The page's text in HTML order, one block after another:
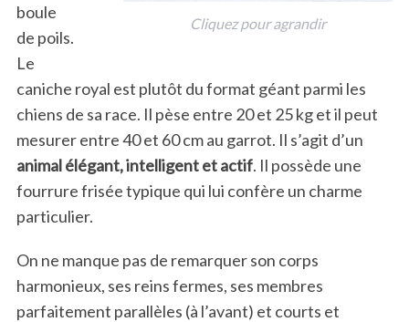
Cliquez pour agrandir
boule
de poils.
Le
caniche royal est plutôt du format géant parmi les
chiens de sa race. Il pèse entre 20 et 25 kg et il peut
mesurer entre 40 et 60 cm au garrot. Il s’agit d’un
animal élégant, intelligent et actif. Il possède une
fourrure frisée typique qui lui confère un charme
particulier.
On ne manque pas de remarquer son corps
harmonieux, ses reins fermes, ses membres
parfaitement parallèles (à l’avant) et courts et